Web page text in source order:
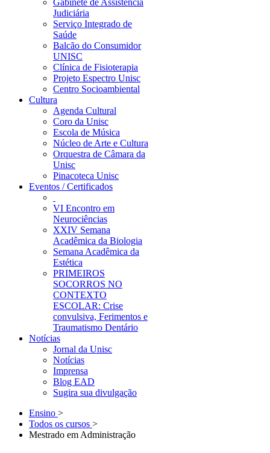
Gabinete de Assistência
Judiciária
Serviço Integrado de
Saúde
Balcão do Consumidor
UNISC
Clínica de Fisioterapia
Projeto Espectro Unisc
Centro Socioambiental
Cultura
Agenda Cultural
Coro da Unisc
Escola de Música
Núcleo de Arte e Cultura
Orquestra de Câmara da
Unisc
Pinacoteca Unisc
Eventos / Certificados
VI Encontro em
Neurociências
XXIV Semana
Acadêmica da Biologia
Semana Acadêmica da
Estética
PRIMEIROS
SOCORROS NO
CONTEXTO
ESCOLAR: Crise
convulsiva, Ferimentos e
Traumatismo Dentário
Notícias
Jornal da Unisc
Notícias
Imprensa
Blog EAD
Sugira sua divulgação
Ensino >
Todos os cursos >
Mestrado em Administração